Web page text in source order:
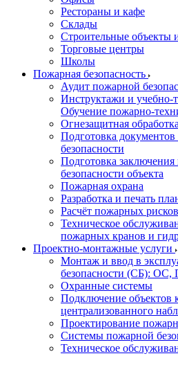
Рестораны и кафе
Склады
Строительные объекты
Торговые центры
Школы
Пожарная безопасность
Аудит пожарной
Инструктажи и учебно-
Обучение пожарно-
Огнезащитная обработка
Подготовка
безопасности
Подготовка
безопасности объекта
Пожарная охрана
Разработка и печать
Расчёт пожарных рисков
Техническое
пожарных кранов и
Проектно-монтажные услуги
Монтаж и ввод в
безопасности (СБ):
Охранные системы
Подключение объектов
централизованного
Проектирование
Системы пожарной
Техническое